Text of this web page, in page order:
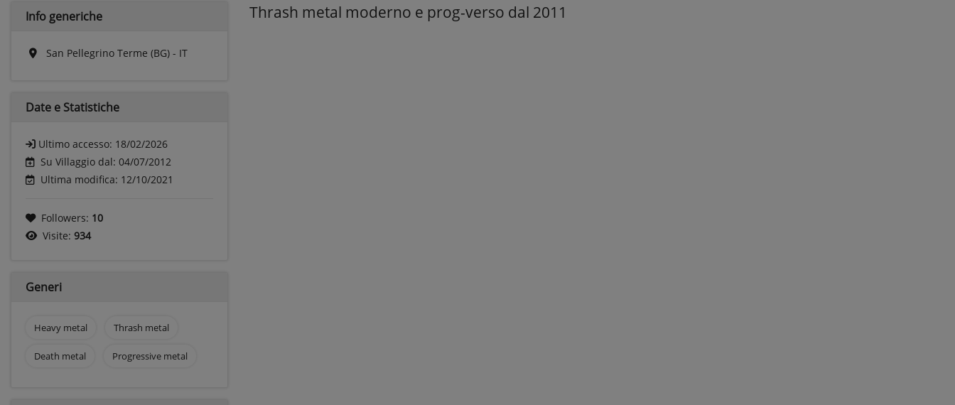
Info generiche
San Pellegrino Terme (BG) - IT
Date e Statistiche
Ultimo accesso: 18/02/2026
Su Villaggio dal: 04/07/2012
Ultima modifica: 12/10/2021
Followers: 10
Visite: 934
Generi
Heavy metal Thrash metal
Death metal Progressive metal
Thrash metal moderno e prog-verso dal 2011